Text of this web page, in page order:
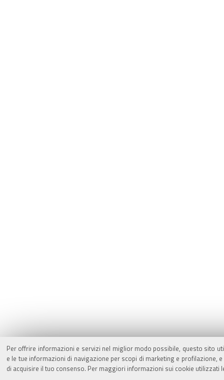
Per offrire informazioni e servizi nel miglior modo possibile, questo sito
e le tue informazioni di navigazione per scopi di marketing e
di acquisire il tuo consenso. Per maggiori informazioni sui cookie utilizzati